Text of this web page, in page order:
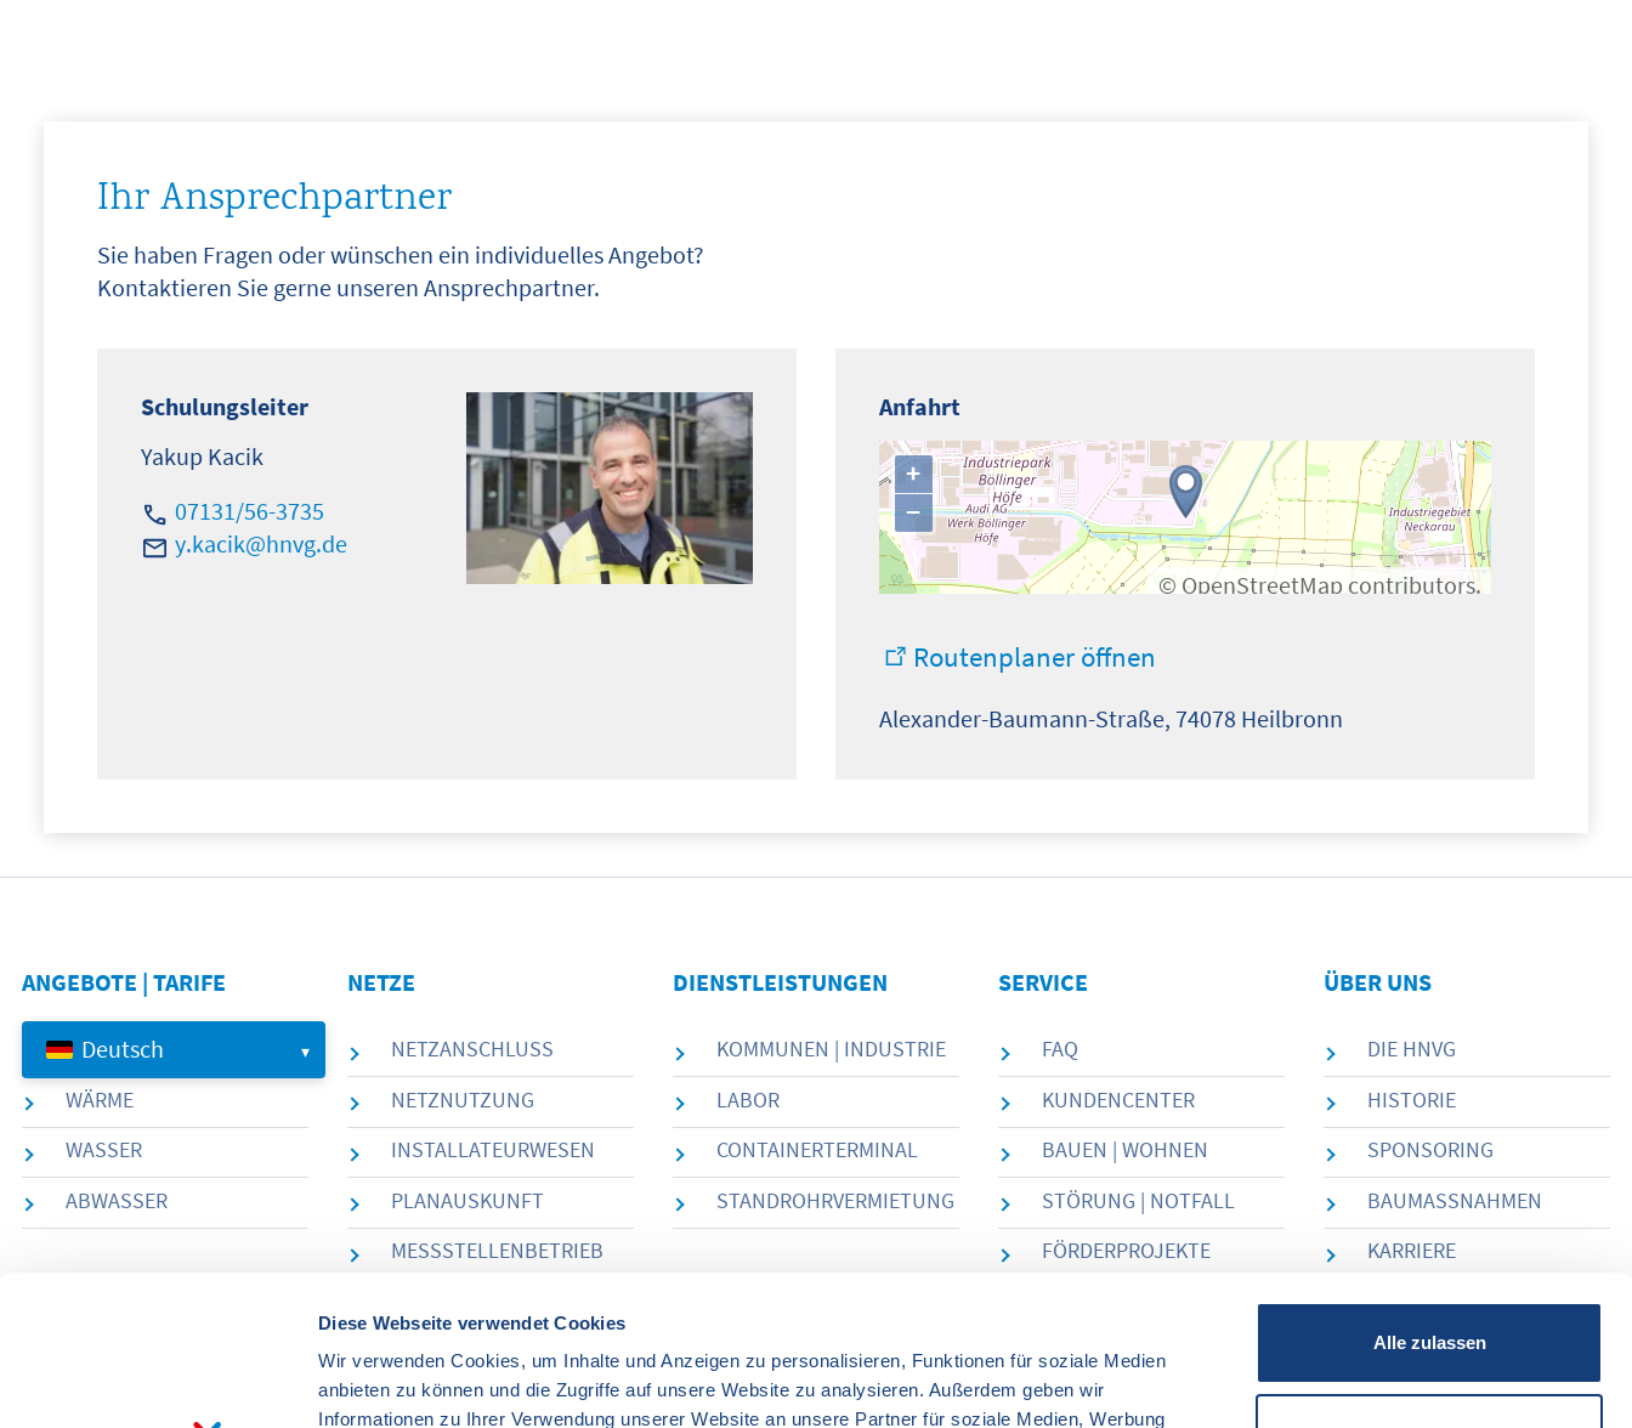
Diese Webseite verwendet Cookies
Wir verwenden Cookies, um Inhalte und Anzeigen zu personalisieren, Funktionen für soziale Medien
anbieten zu können und die Zugriffe auf unsere Website zu analysieren. Außerdem geben wir
Informationen zu Ihrer Verwendung unserer Website an unsere Partner für soziale Medien, Werbung
Alle zulassen
Ihr Ansprechpartner
Sie haben Fragen oder wünschen ein individuelles Angebot?
Kontaktieren Sie gerne unseren Ansprechpartner.
Schulungsleiter
Yakup Kacik
07131/56-3735
y k c k hnvg d
Anfahrt
+
−
©OpenStreetMapcontributors.
Routenplaner öffnen
Alexander-Baumann-Straße, 74078 Heilbronn
Deutsch
ANGEBOTE | TARIFE
GAS
WÄRME
WASSER
ABWASSER
NETZE
NETZANSCHLUSS
NETZNUTZUNG
INSTALLATEURWESEN
PLANAUSKUNFT
MESSSTELLENBETRIEB
DIENSTLEISTUNGEN
KOMMUNEN | INDUSTRIE
LABOR
CONTAINERTERMINAL
STANDROHRVERMIETUNG
SERVICE
FAQ
KUNDENCENTER
BAUEN | WOHNEN
STÖRUNG | NOTFALL
FÖRDERPROJEKTE
ÜBER UNS
DIE HNVG
HISTORIE
SPONSORING
BAUMASSNAHMEN
KARRIERE